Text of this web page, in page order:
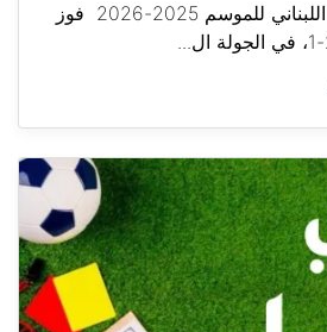
الأنصار بطلًا للدوري اللبناني للموسم 2025-2026 فوز